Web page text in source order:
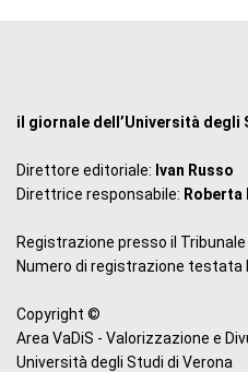
il giornale dell’Università degli
Direttore editoriale: Ivan Russo
Direttrice responsabile: Roberta
Registrazione presso il Tribunale
Numero di registrazione testata
Copyright ©
Area VaDiS - Valorizzazione e
Università degli Studi di Verona